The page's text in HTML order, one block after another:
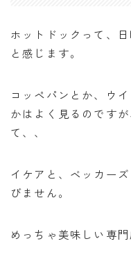
アクセス
求人
お問い合わせ
ホットドックって、
と感じます。
コッペパンとか、ウ
かはよく見るのです
て、、
イケアと、ベッカー
びません。
めっちゃ美味しい専